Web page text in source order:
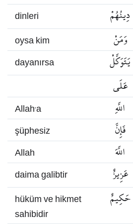
dinleri دِينُهُمْ
oysa kim وَمَنْ
dayanırsa يَتَوَكَّلْ
عَلَى
Allah’a اللَّهِ
şüphesiz فَإِنَّ
Allah اللَّهَ
daima galibtir عَزِيزٌ
hüküm ve hikmet
sahibidir
حَكِيمٌ